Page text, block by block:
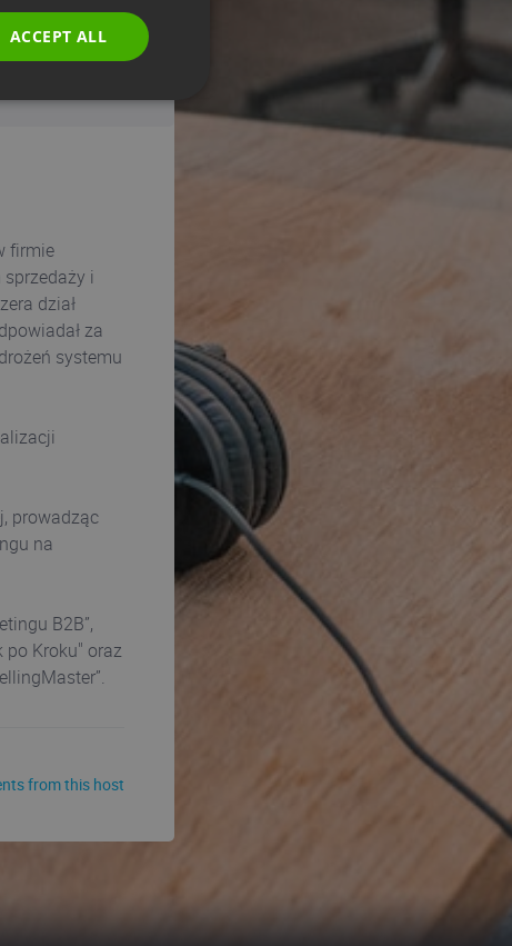
firmie
i
dział
za
systemu
prowadząc
na
B2B”,
po Kroku" oraz
from this host
RUSSIAN
ACCEPT ALL